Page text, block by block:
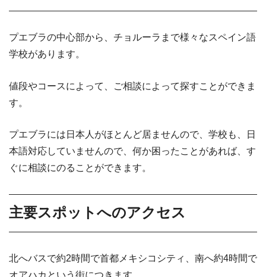
プエブラの中心部から、チョルーラまで様々なスペイン語
学校があります。
値段やコースによって、ご相談によって探すことができま
す。
プエブラには日本人がほとんど居ませんので、学校も、日
本語対応していませんので、何か困ったことがあれば、す
ぐに相談にのることができます。
主要スポットへのアクセス
北へバスで約2時間で首都メキシコシティ、南へ約4時間で
オアハカという街につきます。